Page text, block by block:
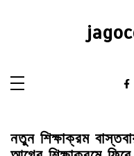
নতুন শিক্ষাক্রম